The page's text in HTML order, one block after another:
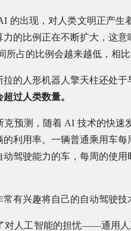
的出现，对人类文明正产生
的比例正在不断扩大，这
所占的比例会越来越低，相
的人形机器人擎天柱还处
过人类数量。
预测，随着 AI 技术的快速
利用率。一辆普通乘用车
驾驶能力的车，每周的使
有兴趣将自己的自动驾驶
对人工智能的担忧——通用